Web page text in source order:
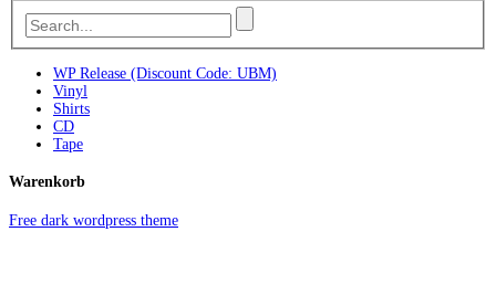
WP Release (Discount Code: UBM)
Vinyl
Shirts
CD
Tape
Warenkorb
Free dark wordpress theme